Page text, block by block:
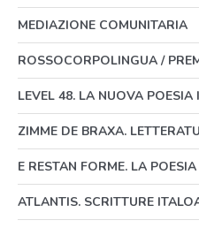
MEDIAZIONE COMUNITARIA
ROSSOCORPOLINGUA /
LEVEL 48. LA NUOVA POESIA
ZIMME DE BRAXA.
E RESTAN FORME. LA
ATLANTIS. SCRITTURE